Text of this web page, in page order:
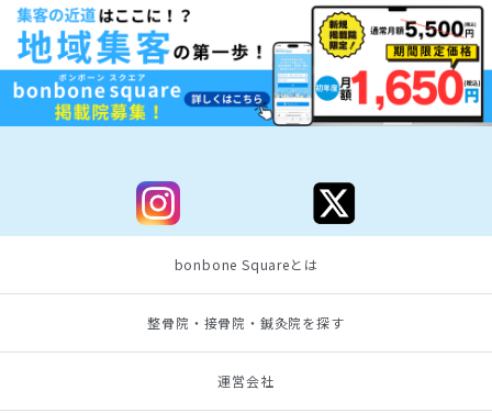
bonbone Squareとは
整骨院・接骨院・鍼灸院を探す
運営会社